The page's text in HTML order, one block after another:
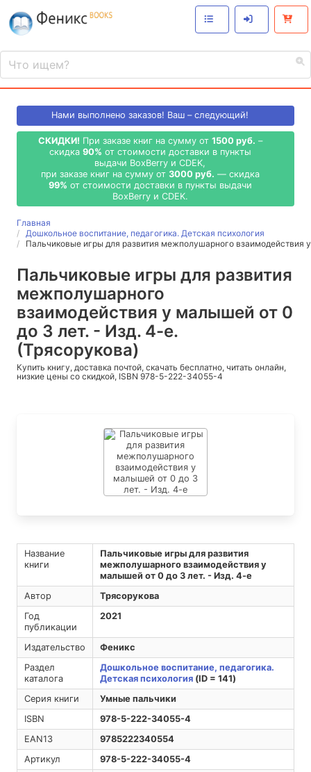
Нами выполнено заказов! Ваш – следующий!
СКИДКИ! При заказе книг на сумму от 1500 руб. –
скидка 90% от стоимости доставки в пункты
выдачи BoxBerry и CDEK,
при заказе книг на сумму от 3000 руб. — скидка
99% от стоимости доставки в пункты выдачи
BoxBerry и CDEK.
Главная
Дошкольное воспитание, педагогика. Детская психология
Пальчиковые игры для развития межполушарного
Пальчиковые игры для развития
межполушарного
взаимодействия у малышей от 0
до 3 лет. - Изд. 4-е.
(Трясорукова)
Купить книгу, доставка почтой, скачать бесплатно, читать онлайн,
низкие цены со скидкой, ISBN 978-5-222-34055-4
Название
книги
Пальчиковые игры для развития
межполушарного взаимодействия у
малышей от 0 до 3 лет. - Изд. 4-е
Автор
Трясорукова
Год
публикации
2021
Издательство
Феникс
Раздел
каталога
Дошкольное воспитание, педагогика.
Детская психология(ID = 141)
Серия книги
Умные пальчики
ISBN
978-5-222-34055-4
EAN13
9785222340554
Артикул
978-5-222-34055-4